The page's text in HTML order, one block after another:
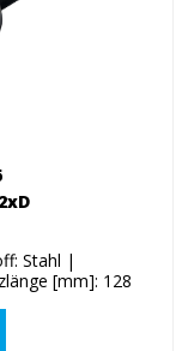
Stahl |
[mm]: 128